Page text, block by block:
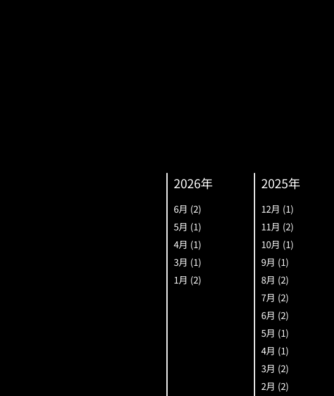
2026年
6月 (2)
5月 (1)
4月 (1)
3月 (1)
1月 (2)
2025年
12月 (1)
11月 (2)
10月 (1)
9月 (1)
8月 (2)
7月 (2)
6月 (2)
5月 (1)
4月 (1)
3月 (2)
2月 (2)